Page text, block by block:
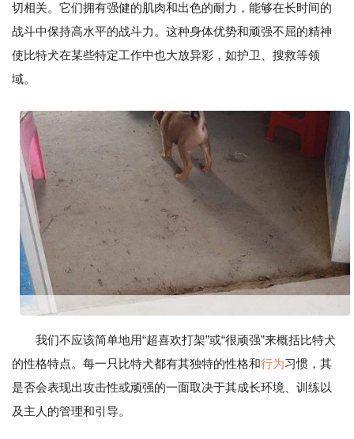
切相关。它们拥有强健的肌肉和出色的耐力，能够在长时间的
战斗中保持高水平的战斗力。这种身体优势和顽强不屈的精神
使比特犬在某些特定工作中也大放异彩，如护卫、搜救等领
域。
我们不应该简单地用“超喜欢打架”或“很顽强”来概括比特犬
的性格特点。每一只比特犬都有其独特的性格和行为习惯，其
是否会表现出攻击性或顽强的一面取决于其成长环境、训练以
及主人的管理和引导。